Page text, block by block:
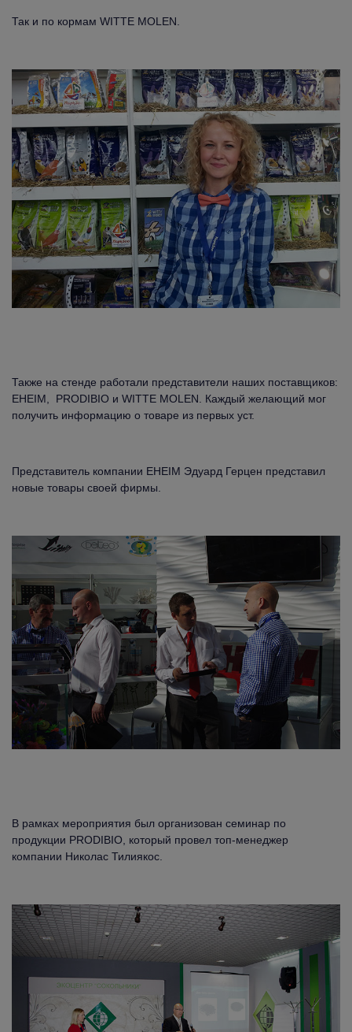
Так и по кормам WITTE MOLEN.
Также на стенде работали представители наших поставщиков:
EHEIM, PRODIBIO и WITTE MOLEN. Каждый желающий мог
получить информацию о товаре из первых уст.
Представитель компании EHEIM Эдуард Герцен представил
новые товары своей фирмы.
В рамках мероприятия был организован семинар по
продукции PRODIBIO, который провел топ-менеджер
компании Николас Тилиякос.